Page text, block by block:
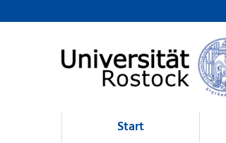
Browsen
direkt zum Inhalt
Start